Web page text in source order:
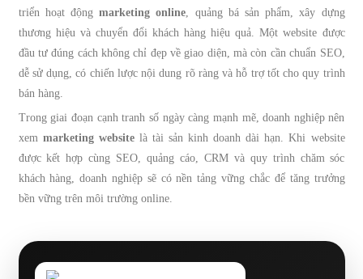
triển hoạt độngmarketing online , quảng bá sản phẩm, xây dựng
thương hiệu và chuyển đổi khách hàng hiệu quả. Một website được
đầu tư đúng cách không chỉ đẹp về giao diện, mà còn cần chuẩn SEO,
dễ sử dụng, có chiến lược nội dung rõ ràng và hỗ trợ tốt cho quy trình
bán hàng.
Trong giai đoạn cạnh tranh số ngày càng mạnh mẽ, doanh nghiệp nên
xem marketing websitelà tài sản kinh doanh dài hạn. Khi website
được kết hợp cùng SEO, quảng cáo, CRM và quy trình chăm sóc
khách hàng, doanh nghiệp sẽ có nền tảng vững chắc để tăng trưởng
bền vững trên môi trường online.